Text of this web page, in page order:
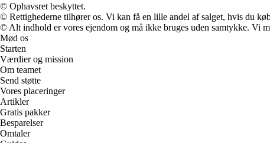
© Ophavsret beskyttet.
© Rettighederne tilhører os. Vi kan få en lille andel af salget, hvis du
© Alt indhold er vores ejendom og må ikke bruges uden samtykke. Vi
Mød os
Starten
Værdier og mission
Om teamet
Send støtte
Vores placeringer
Artikler
Gratis pakker
Besparelser
Omtaler